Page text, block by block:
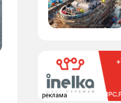
реклама